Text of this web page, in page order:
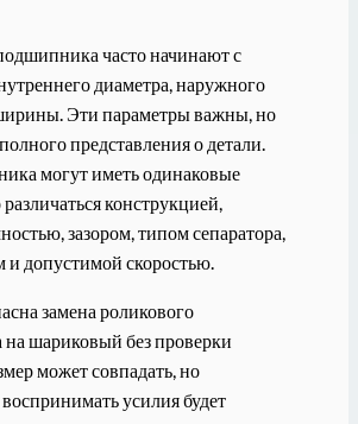
часто начинают с
диаметра, наружного
Эти параметры важны, но
представления о детали.
могут иметь одинаковые
конструкцией,
зазором, типом сепаратора,
и допустимой скоростью.
замена роликового
шариковый без проверки
может совпадать, но
усилия будет